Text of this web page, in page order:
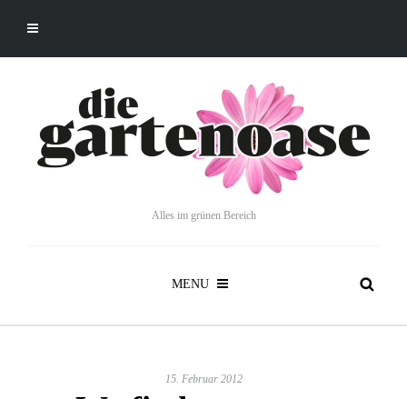
Alles im grünen Bereich
MENU
15. Februar 2012